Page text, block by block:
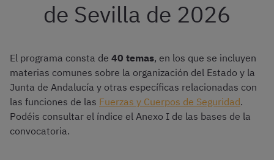
de Sevilla de 2026
El programa consta de 40 temas, en los que se incluyen
materias comunes sobre la organización del Estado y la
Junta de Andalucía y otras específicas relacionadas con
las funciones de las Fuerzas y Cuerpos de Seguridad.
Podéis consultar el índice el Anexo I de las bases de la
convocatoria.